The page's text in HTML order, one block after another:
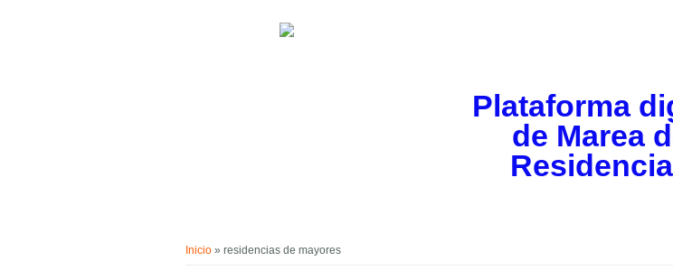
Plataforma
de Marea
Inicio » residencias de mayores